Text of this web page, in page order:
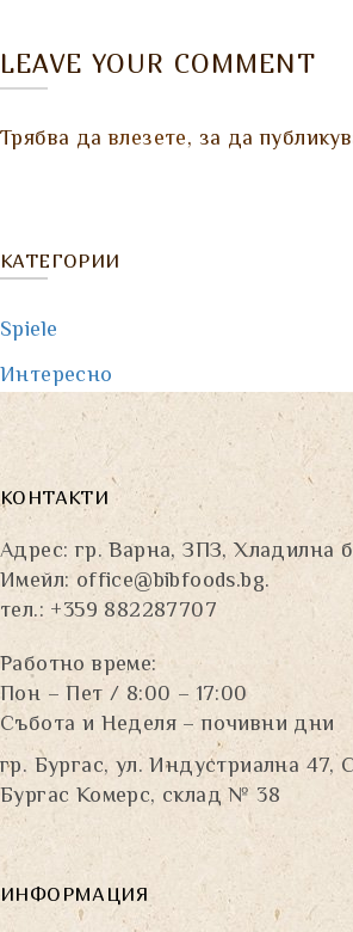
LEAVE YOUR COMMENT
Трябва давлезете, за да
КАТЕГОРИИ
Spiele
Интересно
КОНТАКТИ
Адрес: гр. Варна, ЗПЗ, Хладилна
Имейл: office@bibfoods.bg.
тел.: +359 882287707
Работно време:
Пон – Пет / 8:00 – 17:00
Събота и Неделя – почивни дни
гр. Бургас, ул. Индустриална 47,
Бургас Комерс, склад № 38
ИНФОРМАЦИЯ